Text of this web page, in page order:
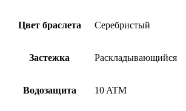
Цвет браслета Серебристый
Застежка Раскладывающийся
Водозащита 10 ATM